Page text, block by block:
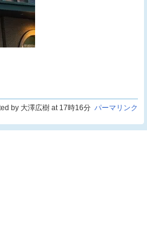
by 大澤広樹 at 17時16分 パーマリンク